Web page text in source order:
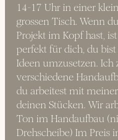
14-17 Uhr in einer
grossen Tisch. Wenn
Projekt im Kopf hast,
perfekt für dich, du
Ideen umzusetzen. Ich
verschiedene
du arbeitest mit
deinen Stücken. Wir
Ton im Handaufbau
Drehscheibe) Im Preis